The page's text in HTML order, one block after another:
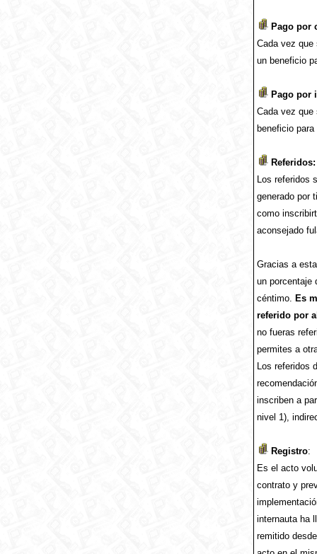
Pago por
Cada vez que
un beneficio
Pago por
Cada vez que
beneficio
Referidos:
Los referidos
generado por
como
aconsejado
Gracias a
un porcentaje
céntimo. Es
referido por
no fueras
permites a
Los referidos
inscriben a
nivel 1),
Registro:
Es el acto
contrato y
internauta ha
remitido